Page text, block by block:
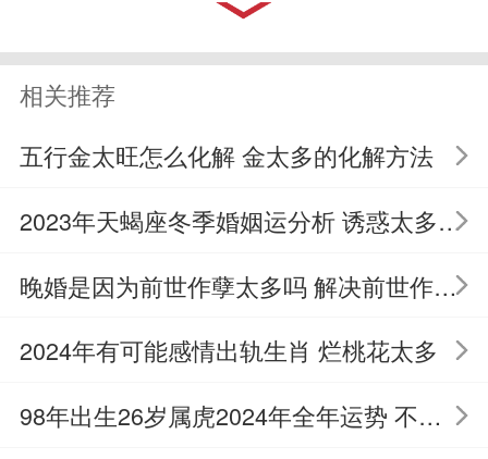
很执着，她们是一个很渴望能够在人前有
好形象的人，所以她们想要一个人的时候
子
属鸡女是一个性格很霸道的人，她们
不论做什么事情都很有领导能力的人，所
为了自己的利益而去装作很不顺眼的样
相关推荐
五行金太旺怎么化解 金太多的化解方法
2023年天蝎座冬季婚姻运分析 诱惑太多要小心
晚婚是因为前世作孽太多吗 解决前世作孽的办法
2024年有可能感情出轨生肖 烂桃花太多
98年出生26岁属虎2024年全年运势 不会有太多大起大落